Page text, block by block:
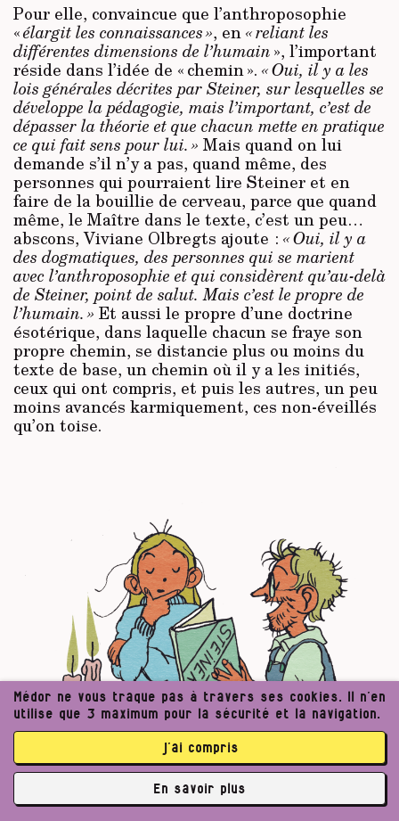
Pour elle, convaincue que l’anthroposophie
«élargit les connaissances », en« reliant les
différentes dimensions de l’humain», l’important
réside dans l’idée de « chemin ». « Oui, il y a les
lois générales décrites par Steiner, sur lesquelles se
développe la pédagogie, mais l’important, c’est de
dépasser la théorie et que chacun mette en pratique
ce qui fait sens pour lui. » Mais quand on lui
demande s’il n’y a pas, quand même, des
personnes qui pourraient lire Steiner et en
faire de la bouillie de cerveau, parce que quand
même, le Maître dans le texte, c’est un peu…
abscons, Viviane Olbregts ajoute : « Oui, il y a
des dogmatiques, des personnes qui se marient
avec l’anthroposophie et qui considèrent qu’au-delà
de Steiner, point de salut. Mais c’est le propre de
l’humain. » Et aussi le propre d’une doctrine
ésotérique, dans laquelle chacun se fraye son
propre chemin, se distancie plus ou moins du
texte de base, un chemin où il y a les initiés,
ceux qui ont compris, et puis les autres, un peu
moins avancés karmiquement, ces non-éveillés
qu’on toise.
Médor ne vous traque pas à travers ses cookies. Il n’en
utilise que 3 maximum pour la sécurité et la navigation.
j’ai compris
En savoir plus